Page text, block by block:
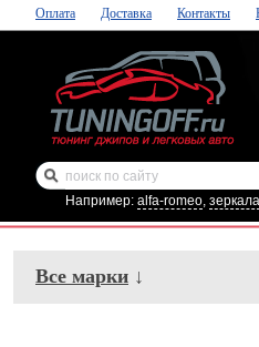
Оплата Доставка Контакты
Например: alfa-romeo, зеркала
Все марки ↓